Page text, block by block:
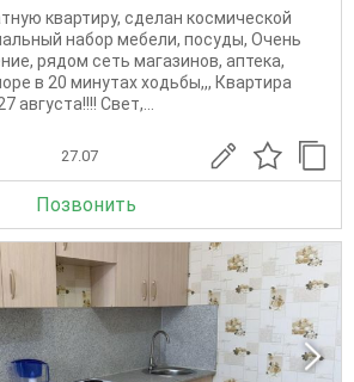
квартиру, сделан космической
набор мебели, посуды, Очень
рядом сеть магазинов, аптека,
в 20 минутах ходьбы,,, Квартира
августа!!!! Свет,...
27.07
Позвонить